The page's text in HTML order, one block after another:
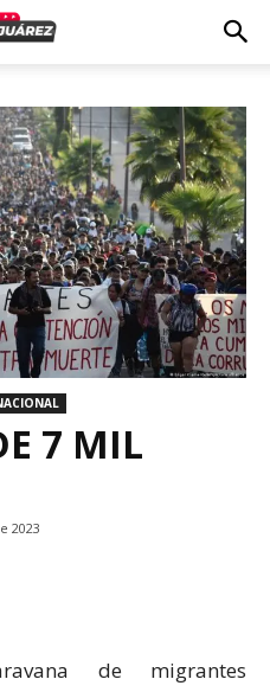
7 MIL
2023
de migrantes